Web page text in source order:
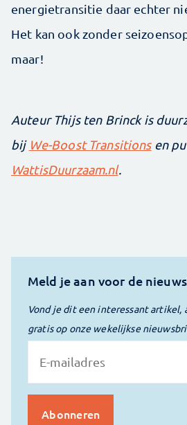
energietransitie daar echter
Het kan ook zonder
maar!
Auteur Thijs ten Brinck is
bij We-Boost Transitionsen
WattisDuurzaam.nl.
Meld je aan voor de
Vond je dit een interessant artikel,
gratis op onze wekelijkse